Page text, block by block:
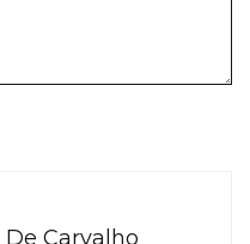
De Carvalho